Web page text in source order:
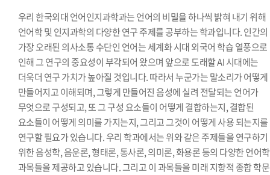
우리 한국외대 언어인지과학과는 언어의 비밀을 하나씩 밝혀 내기 위해
언어학 및 인지과학의 다양한 연구 주제를 공부하는 학과입니다. 인간의
가장 오래된 의사소통 수단인 언어는 세계화 시대 외국어 학습 열풍으로
인해 그 연구의 중요성이 부각되어 왔으며 앞으로 도래할 AI 시대에는
더욱더 연구 가치가 높아질 것입니다. 따라서 누군가는 말소리가 어떻게
만들어지고 이해되며, 그렇게 만들어진 음성에 실려 전달되는 언어가
무엇으로 구성되고, 또 그 구성 요소들이 어떻게 결합하는지, 결합된
요소들이 어떻게 의미를 가지는지, 그리고 그것이 어떻게 사용 되는지를
연구할 필요가 있습니다. 우리 학과에서는 위와 같은 주제들을 연구하기
위한 음성학, 음운론, 형태론, 통사론, 의미론, 화용론 등의 다양한 언어학
과목들을 제공하고 있습니다. 그리고 이 과목들을 미래 지향적 종합 학